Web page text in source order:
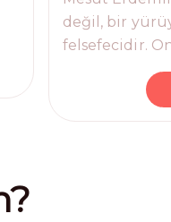
değil, bir
felsefecidir.
kapanan bir
içinde sürekli